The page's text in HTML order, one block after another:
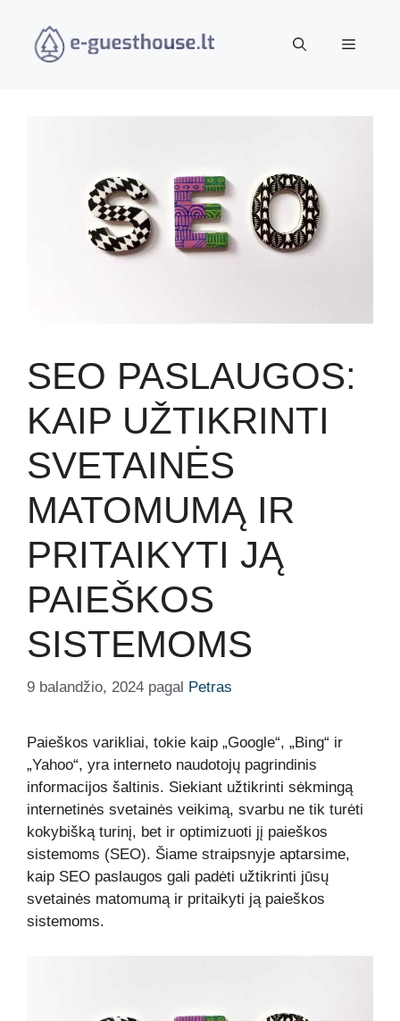
turinio
Meniu
SEO PASLAUGOS:
KAIP UŽTIKRINTI
SVETAINĖS
MATOMUMĄ IR
PRITAIKYTI JĄ
PAIEŠKOS
SISTEMOMS
9 balandžio, 2024 pagal Petras
Paieškos varikliai, tokie kaip „Google“, „Bing“ ir
„Yahoo“, yra interneto naudotojų pagrindinis
informacijos šaltinis. Siekiant užtikrinti sėkmingą
internetinės svetainės veikimą, svarbu ne tik turėti
kokybišką turinį, bet ir optimizuoti jį paieškos
sistemoms (SEO). Šiame straipsnyje aptarsime,
kaip SEO paslaugos gali padėti užtikrinti jūsų
svetainės matomumą ir pritaikyti ją paieškos
sistemoms.